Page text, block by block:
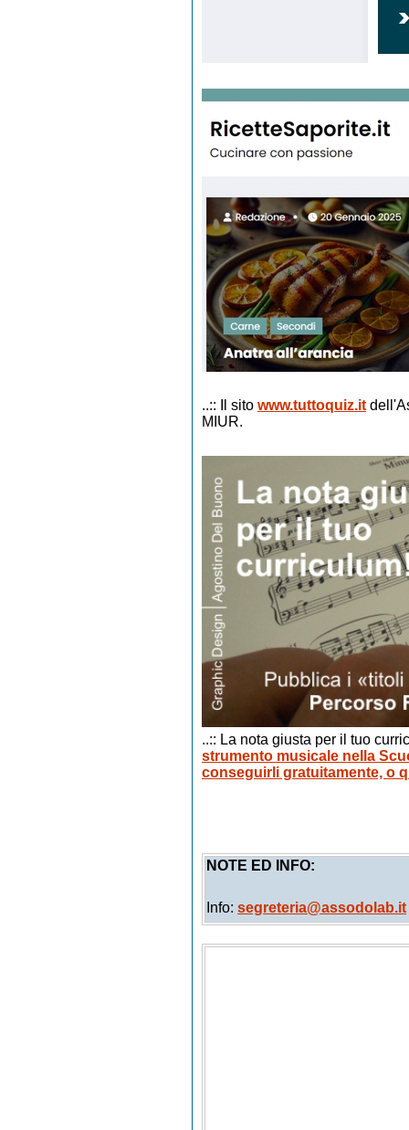
..:: Il sito www.tuttoquiz.it
MIUR.
..:: La nota giusta per il tuo
strumento musicale nella
conseguirli gratuitamente, o
NOTE ED INFO:
Info: segreteria@assodolab.it